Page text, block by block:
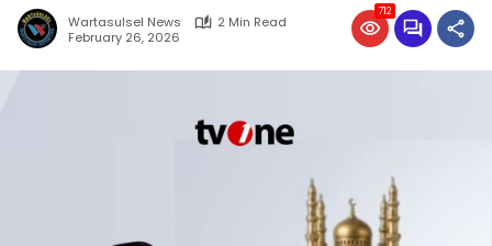
Wartasulsel News
2 Min Read
February 26, 2026
712